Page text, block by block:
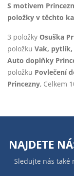
S motivem
položky v těchto
3 položky Osuška
položku Vak,
Auto doplňky
položku Povlečení
Princezny, Celkem
NAJDETE
Sledujte nás také